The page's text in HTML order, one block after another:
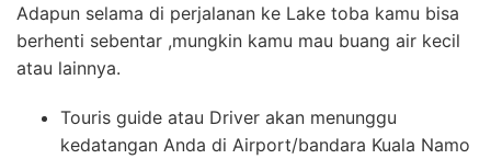
Adapun selama di perjalanan ke Lake toba kamu bisa
berhenti sebentar ,mungkin kamu mau buang air kecil
atau lainnya.
Touris guide atau Driver akan menunggu
kedatangan Anda di Airport/bandara Kuala Namo